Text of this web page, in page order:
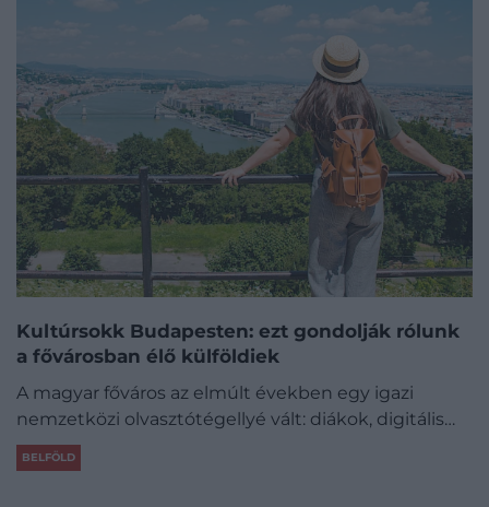
Kultúrsokk Budapesten: ezt gondolják rólunk
a fővárosban élő külföldiek
A magyar főváros az elmúlt években egy igazi
nemzetközi olvasztótégellyé vált: diákok, digitális…
BELFÖLD